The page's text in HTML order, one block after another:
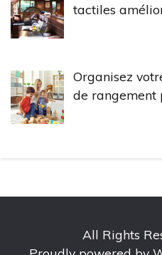
tactiles
Organisez
de rangement
All Rights